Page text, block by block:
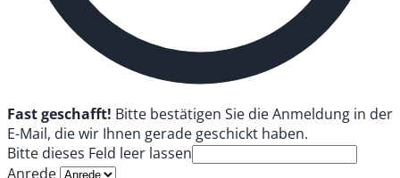
Fast geschafft! Bitte bestätigen Sie die Anmeldung in der
E-Mail, die wir Ihnen gerade geschickt haben.
Bitte dieses Feld leer lassen
Anrede